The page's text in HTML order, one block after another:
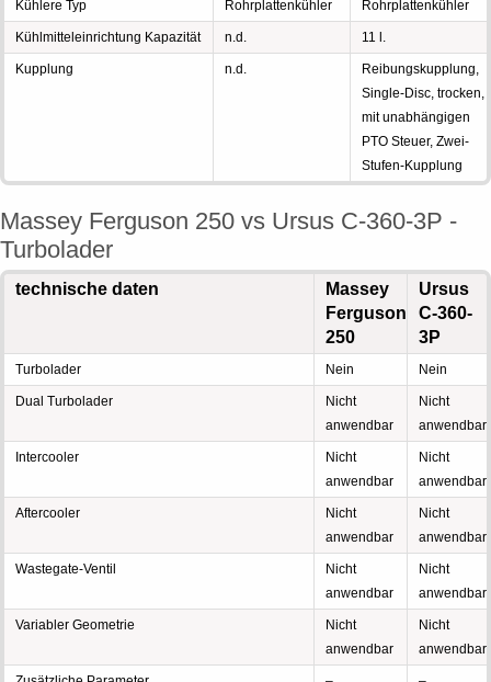
Kühlere Typ Rohrplattenkühler Rohrplattenkühler
Kühlmitteleinrichtung Kapazität n.d. 11 l.
Kupplung n.d.
Reibungskupplung,
Single-Disc, trocken,
mit unabhängigen
PTO Steuer, Zwei-
Stufen-Kupplung
Massey Ferguson 250 vs Ursus C-360-3P -
Turbolader
technische daten
Massey
Ferguson
250
Ursus
C-360-
3P
Turbolader Nein Nein
Dual Turbolader
Nicht
anwendbar
Nicht
anwendbar
Intercooler
Nicht
anwendbar
Nicht
anwendbar
Aftercooler
Nicht
anwendbar
Nicht
anwendbar
Wastegate-Ventil
Nicht
anwendbar
Nicht
anwendbar
Variabler Geometrie
Nicht
anwendbar
Nicht
anwendbar